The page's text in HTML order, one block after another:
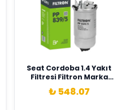
Seat Cordoba 1.4 Yakıt
Filtresi Filtron Marka
6Q0127401B
₺ 548.07